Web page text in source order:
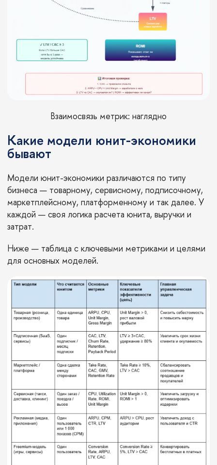
Взаимосвязь метрик: наглядно
Какие модели юнит-экономики
бывают
Модели юнит-экономики различаются по типу
бизнеса — товарному, сервисному, подписочному,
маркетплейсному, платформенному и так далее. У
каждой — своя логика расчета юнита, выручки и
затрат.
Ниже — таблица с ключевыми метриками и целями
для основных моделей.